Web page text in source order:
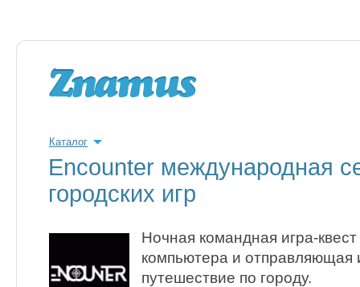
Каталог
Encounter международная
городских игр
Ночная командная игра-
компьютера и
путешествие по городу.